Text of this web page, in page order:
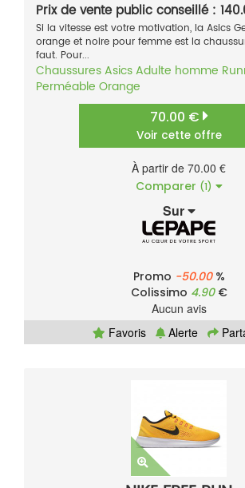
Prix de vente public conseillé :
Si la vitesse est votre motivation, la Asics
orange et noire pour femme est la
faut. Pour...
ChaussuresAsicsAdulte homme
Perméable Orange
70.00 €
Voir cette offre
À partir de 70.00 €
Comparer (1)
Sur
Promo -50.00%
Colissimo 4.90€
Aucun avis
Favoris
Alerte